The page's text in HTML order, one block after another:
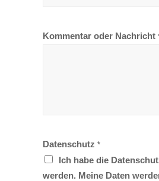
Kommentar oder Nachricht
Datenschutz *
Ich habe die
werden. Meine Daten